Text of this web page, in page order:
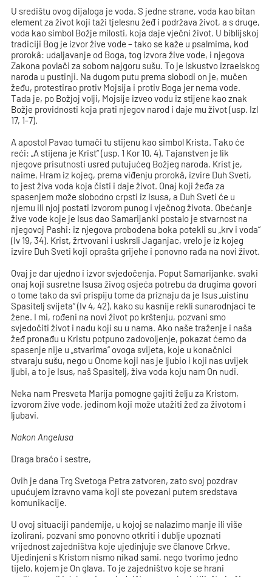
U središtu ovog dijaloga je voda. S jedne strane, voda kao bitan
element za život koji taži tjelesnu žeđ i podržava život, a s druge,
voda kao simbol Božje milosti, koja daje vječni život. U biblijskoj
tradiciji Bog je izvor žive vode – tako se kaže u psalmima, kod
prorokâ: udaljavanje od Boga, tog izvora žive vode, i njegova
Zakona povlači za sobom najgoru sušu. To je iskustvo izraelskog
naroda u pustinji. Na dugom putu prema slobodi on je, mučen
žeđu, protestirao protiv Mojsija i protiv Boga jer nema vode.
Tada je, po Božjoj volji, Mojsije izveo vodu iz stijene kao znak
Božje providnosti koja prati njegov narod i daje mu život (usp. Izl
17, 1-7).
A apostol Pavao tumači tu stijenu kao simbol Krista. Tako će
reći: „A stijena je Krist“ (usp. 1 Kor 10, 4). Tajanstven je lik
njegove prisutnosti usred putujućeg Božjeg naroda. Krist je,
naime, Hram iz kojeg, prema viđenju prorokâ, izvire Duh Sveti,
to jest živa voda koja čisti i daje život. Onaj koji žeđa za
spasenjem može slobodno crpsti iz Isusa, a Duh Sveti će u
njemu ili njoj postati izvorom punog i vječnog života. Obećanje
žive vode koje je Isus dao Samarijanki postalo je stvarnost na
njegovoj Pashi: iz njegova probodena boka potekli su „krv i voda“
(Iv 19, 34). Krist, žrtvovani i uskrsli Jaganjac, vrelo je iz kojeg
izvire Duh Sveti koji oprašta grijehe i ponovno rađa na novi život.
Ovaj je dar ujedno i izvor svjedočenja. Poput Samarijanke, svaki
onaj koji susretne Isusa živog osjeća potrebu da drugima govori
o tome tako da svi prispiju tome da priznaju da je Isus „uistinu
Spasitelj svijeta“ (Iv 4, 42), kako su kasnije rekli sunarodnjaci te
žene. I mi, rođeni na novi život po krštenju, pozvani smo
svjedočiti život i nadu koji su u nama. Ako naše traženje i naša
žeđ pronađu u Kristu potpuno zadovoljenje, pokazat ćemo da
spasenje nije u „stvarima“ ovoga svijeta, koje u konačnici
stvaraju sušu, nego u Onome koji nas je ljubio i koji nas uvijek
ljubi, a to je Isus, naš Spasitelj, živa voda koju nam On nudi.
Neka nam Presveta Marija pomogne gajiti želju za Kristom,
izvorom žive vode, jedinom koji može utažiti žeđ za životom i
ljubavi.
Nakon Angelusa
Draga braćo i sestre,
Ovih je dana Trg Svetoga Petra zatvoren, zato svoj pozdrav
upućujem izravno vama koji ste povezani putem sredstava
komunikacije.
U ovoj situaciji pandemije, u kojoj se nalazimo manje ili više
izolirani, pozvani smo ponovno otkriti i dublje upoznati
vrijednost zajedništva koje ujedinjuje sve članove Crkve.
Ujedinjeni s Kristom nismo nikad sami, nego tvorimo jedno
tijelo, kojem je On glava. To je zajedništvo koje se hrani